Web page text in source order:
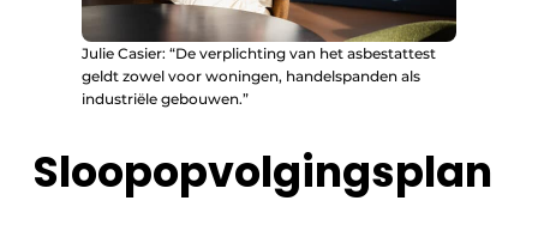
Julie Casier: “De verplichting van het asbestattest
geldt zowel voor woningen, handelspanden als
industriële gebouwen.”
Sloopopvolgingsplan